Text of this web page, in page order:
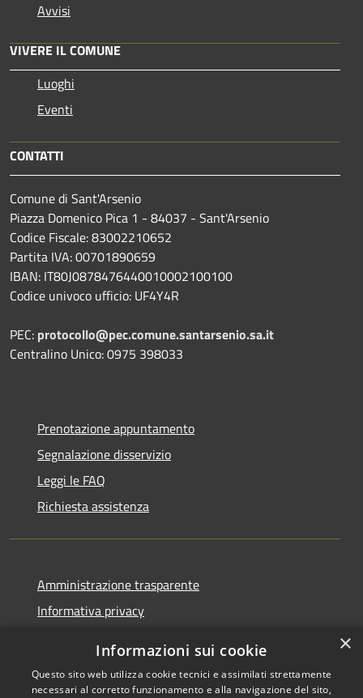
Avvisi
VIVERE IL COMUNE
Luoghi
Eventi
CONTATTI
Comune di Sant'Arsenio
Piazza Domenico Pica 1 - 84037 - Sant'Arsenio
Codice Fiscale: 83002210652
Partita IVA: 00701890659
IBAN: IT80J0878476440010002100100
Codice univoco ufficio: UF4Y4R
PEC: protocollo@pec.comune.santarsenio.sa.it
Centralino Unico: 0975 398033
Prenotazione appuntamento
Segnalazione disservizio
Leggi le FAQ
Richiesta assistenza
Amministrazione trasparente
Informativa privacy
Dichiarazione di accessibilità
×
Informazioni sui cookie
Questo sito web utilizza cookie tecnici e assimilati strettamente
necessari al corretto funzionamento e alla navigazione del sito,